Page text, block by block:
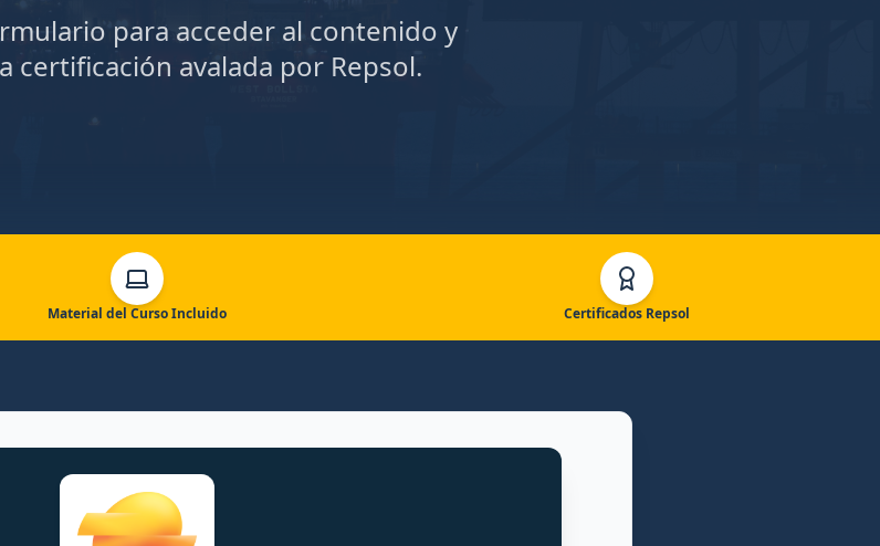
para acceder al contenido y
certificación avalada por Repsol.
Material del Curso Incluido Certificados Repsol